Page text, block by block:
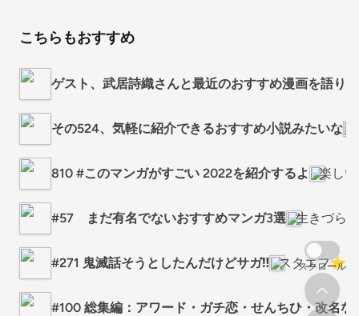
こちらもおすすめ
ゲスト、武居詩織さんと最近のおすすめ漫画を語り
その524、気軽に紹介できるおすすめ小説みたいな
810 #このマンガがすごい 2022を紹介するよ 楽し
#57 まだ有名でないおすすめマンガ3選 生きづら
#271 鬼滅話そうとしたんだけどサガ‼️ スタエフ⭐️
#100 総集編：アワード・ガチ恋・せんちひ・改名
スクロール